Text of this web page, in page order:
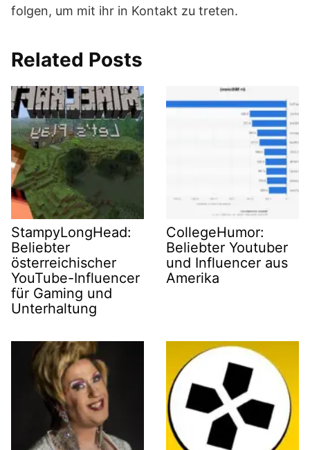
folgen, um mit ihr in Kontakt zu treten.
Related Posts
StampyLongHead:
Beliebter
österreichischer
YouTube-Influencer
für Gaming und
Unterhaltung
CollegeHumor:
Beliebter Youtuber
und Influencer aus
Amerika